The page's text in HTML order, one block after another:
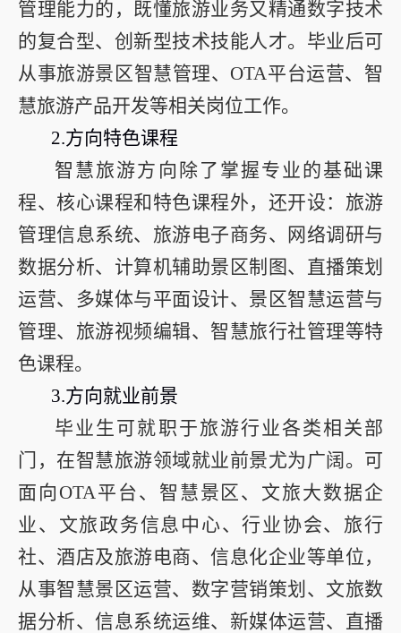
管理能力的，既懂旅游业务又精通数字技术
的复合型、创新型技术技能人才。毕业后可
从事旅游景区智慧管理、 OTA平台运营、智
慧旅游产品开发等相关岗位工作。
2.方向特色课程
智慧旅游方向除了掌握专业的基础课
程、核心课程和特色课程外，还开设：旅游
管理信息系统、旅游电子商务、网络调研与
数据分析、计算机辅助景区制图、直播策划
运营、多媒体与平面设计、景区智慧运营与
管理、旅游视频编辑、智慧旅行社管理等特
色课程。
3.方向就业前景
毕业生可就职于旅游行业各类相关部
门，在智慧旅游领域就业前景尤为广阔。可
面向OTA平台、智慧景区、文旅大数据企
业、文旅政务信息中心、行业协会、旅行
社、酒店及旅游电商、信息化企业等单位，
从事智慧景区运营、数字营销策划、文旅数
据分析、信息系统运维、新媒体运营、直播